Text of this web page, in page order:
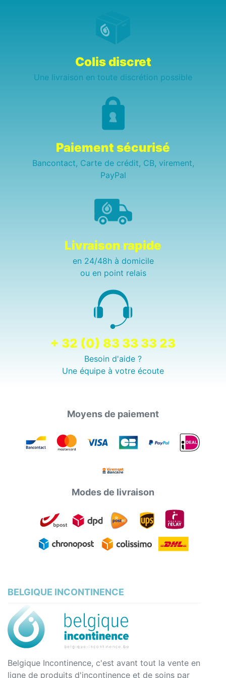
Colis discret
Une livraison en toute discrétion possible
Paiement sécurisé
Bancontact, Carte de crédit, CB, virement,
PayPal
Livraison rapide
en 24/48h à domicile
ou en point relais
+ 32 (0) 83 33 33 23
Besoin d'aide ?
Une équipe à votre écoute
Moyens de paiement
Modes de livraison
BELGIQUE INCONTINENCE
Belgique Incontinence, c'est avant tout la vente en
ligne de produits d'incontinence et de soins par